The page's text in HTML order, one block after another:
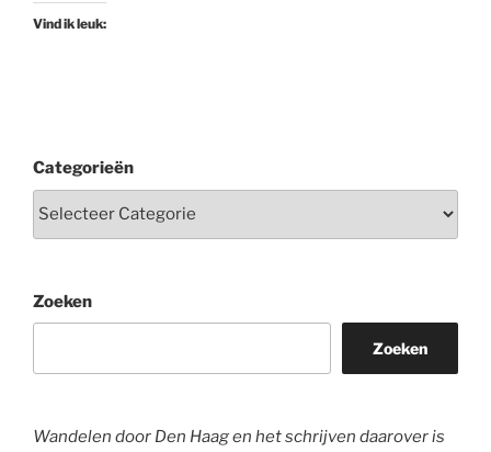
Vind ik leuk:
Categorieën
Zoeken
Zoeken
Wandelen door Den Haag en het schrijven daarover is